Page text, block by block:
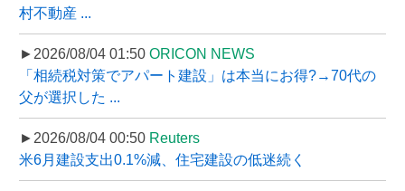
村不動産 ...
►2026/08/04 01:50 ORICON NEWS
「相続税対策でアパート建設」は本当にお得?→70代の
父が選択した ...
►2026/08/04 00:50 Reuters
米6月建設支出0.1%減、住宅建設の低迷続く